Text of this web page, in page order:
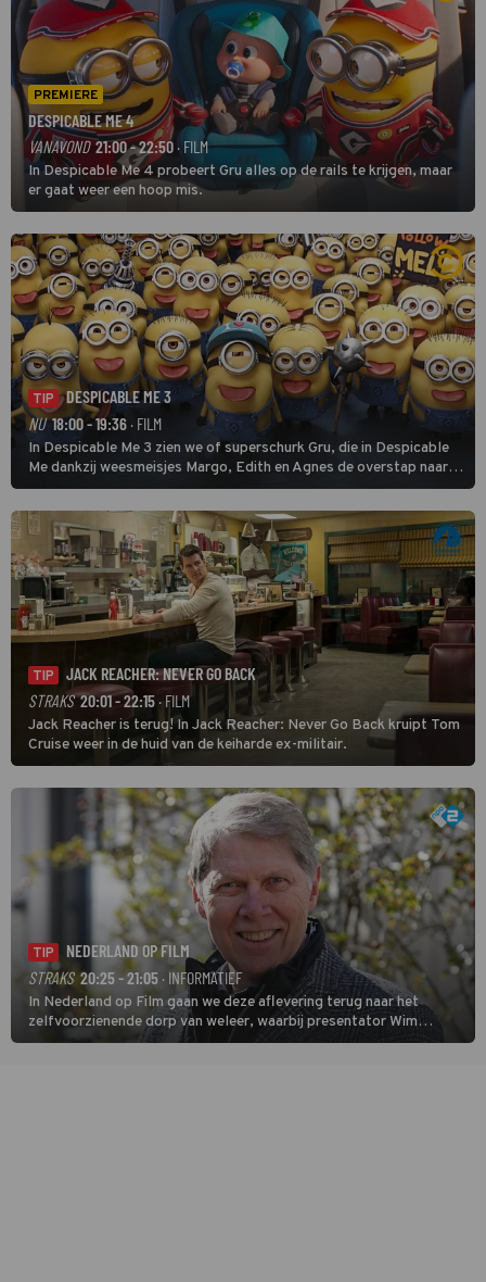
PREMIERE
DESPICABLE ME 4
VANAVOND 21:00 - 22:50 · FILM
In Despicable Me 4 probeert Gru alles op de rails te krijgen, maar
er gaat weer een hoop mis.
TIP
DESPICABLE ME 3
NU 18:00 - 19:36 · FILM
In Despicable Me 3 zien we of superschurk Gru, die in Despicable
Me dankzij weesmeisjes Margo, Edith en Agnes de overstap naar
het rechte pad maakte, ook op dat pad weet te blijven.
TIP
JACK REACHER: NEVER GO BACK
STRAKS 20:01 - 22:15· FILM
Jack Reacher is terug! In Jack Reacher: Never Go Back kruipt Tom
Cruise weer in de huid van de keiharde ex-militair.
TIP
NEDERLAND OP FILM
STRAKS 20:25 - 21:05 · INFORMATIEF
In Nederland op Film gaan we deze aflevering terug naar het
zelfvoorzienende dorp van weleer, waarbij presentator Wim
Daniëls de kijkers meeneemt op reis door de tijd aan de hand van